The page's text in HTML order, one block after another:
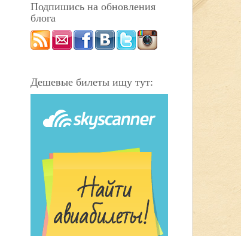
Подпишись на обновления
блога
Дешевые билеты ищу тут: